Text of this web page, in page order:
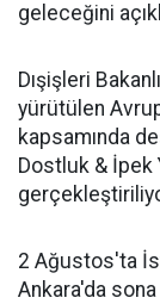
geleceğini
Dışişleri
yürütülen
kapsamında
Dostluk & İpek
2 Ağustos'ta
Ankara'da